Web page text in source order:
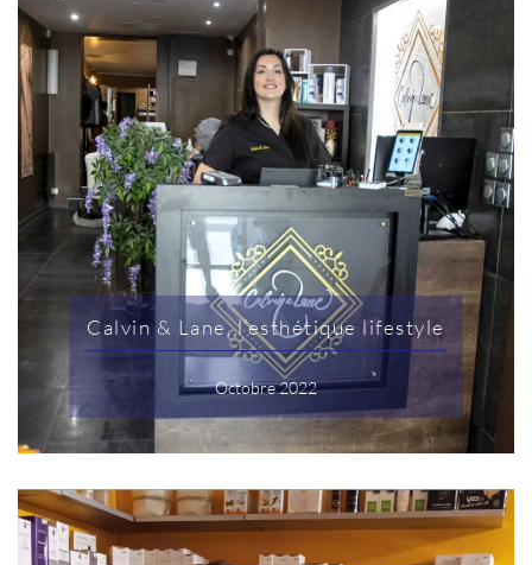
Calvin & Lane, l’esthétique lifestyle
Octobre 2022